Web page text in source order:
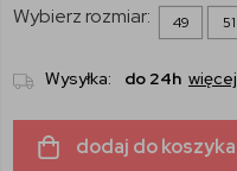
Wybierz rozmiar: 49 51
Wysyłka: do 24h więcej
dodaj do koszyka